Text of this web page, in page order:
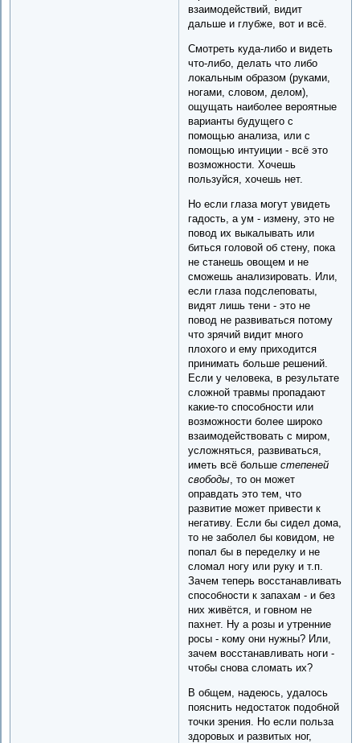
взаимодействий, видит
дальше и глубже, вот и всё.
Смотреть куда-либо и видеть
что-либо, делать что либо
локальным образом (руками,
ногами, словом, делом),
ощущать наиболее вероятные
варианты будущего с
помощью анализа, или с
помощью интуиции - всё это
возможности. Хочешь
пользуйся, хочешь нет.
Но если глаза могут увидеть
гадость, а ум - измену, это не
повод их выкалывать или
биться головой об стену, пока
не станешь овощем и не
сможешь анализировать. Или,
если глаза подслеповаты,
видят лишь тени - это не
повод не развиваться потому
что зрячий видит много
плохого и ему приходится
принимать больше решений.
Если у человека, в результате
сложной травмы пропадают
какие-то способности или
возможности более широко
взаимодействовать с миром,
усложняться, развиваться,
иметь всё большестепеней
свободы , то он может
оправдать это тем, что
развитие может привести к
негативу. Если бы сидел дома,
то не заболел бы ковидом, не
попал бы в переделку и не
сломал ногу или руку и т.п.
Зачем теперь восстанавливать
способности к запахам - и без
них живётся, и говном не
пахнет. Ну а розы и утренние
росы - кому они нужны? Или,
зачем восстанавливать ноги -
чтобы снова сломать их?
В общем, надеюсь, удалось
пояснить недостаток подобной
точки зрения. Но если польза
здоровых и развитых ног,